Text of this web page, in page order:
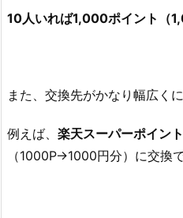
10人いれば1,000ポイント（
また、交換先がかなり幅広く
例えば、 楽天スーパーポイント
（1000P→1000円分）に交換